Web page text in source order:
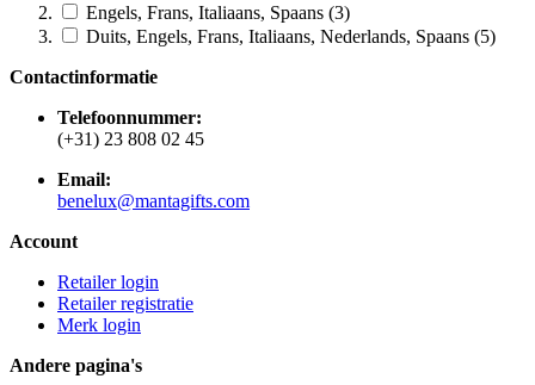
Engels, Frans, Italiaans, Spaans (3)
Duits, Engels, Frans, Italiaans, Nederlands, Spaans (5)
Contactinformatie
Telefoonnummer:
(+31) 23 808 02 45
Email:
benelux@mantagifts.com
Account
Retailer login
Retailer registratie
Merk login
Andere pagina's